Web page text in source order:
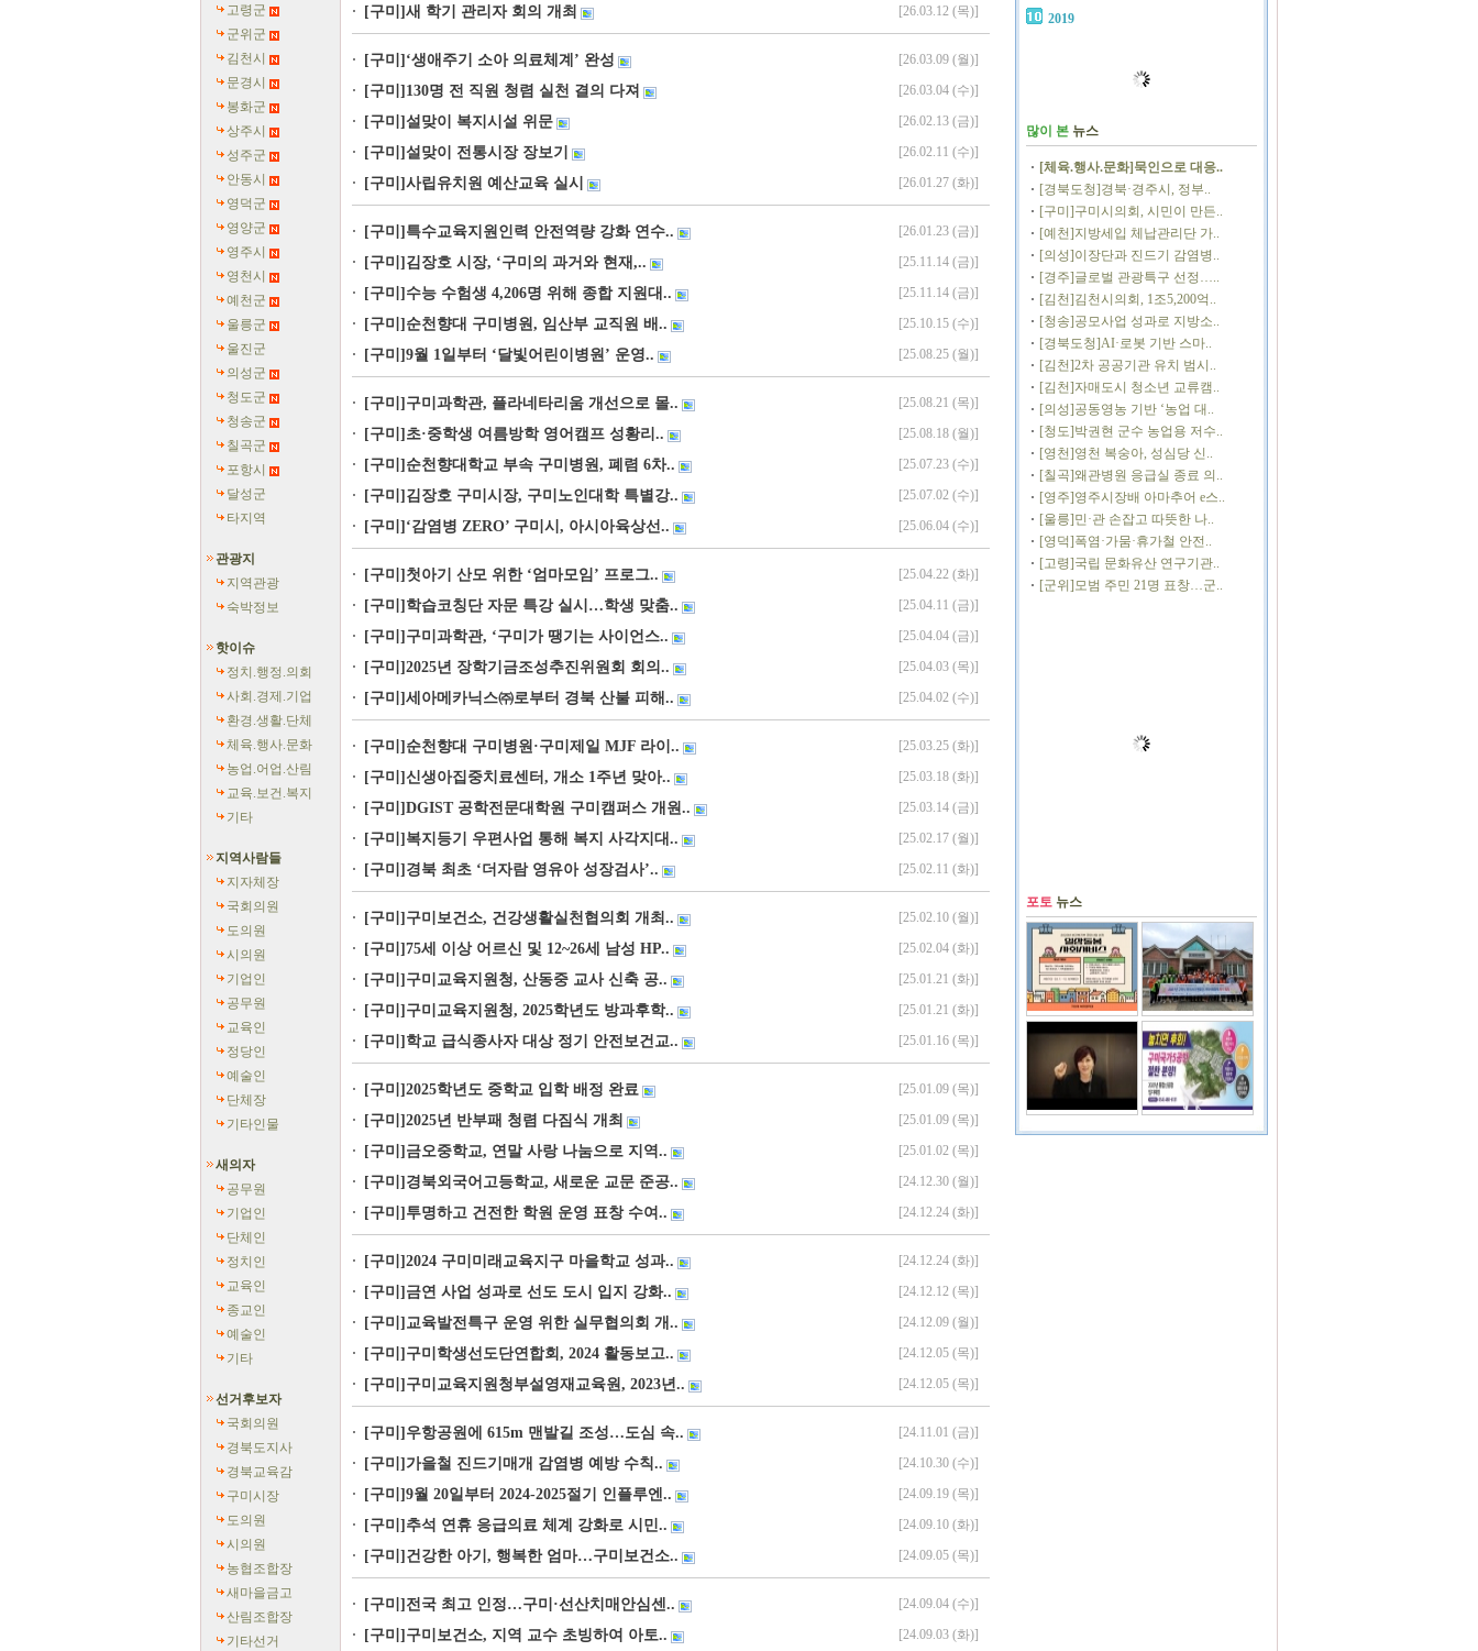
고령군
군위군
김천시
문경시
봉화군
상주시
성주군
안동시
영덕군
영양군
영주시
영천시
예천군
울릉군
울진군
의성군
청도군
청송군
칠곡군
포항시
달성군
타지역
관광지
지역관광
숙박정보
핫이슈
정치.행정.의회
사회.경제.기업
환경.생활.단체
체육.행사.문화
농업.어업.산림
교육.보건.복지
기타
지역사람들
지자체장
국회의원
도의원
시의원
기업인
공무원
교육인
정당인
예술인
단체장
기타인물
새의자
공무원
기업인
단체인
정치인
교육인
종교인
예술인
기타
선거후보자
국회의원
경북도지사
경북교육감
구미시장
도의원
시의원
농협조합장
새마을금고
산림조합장
기타선거
[구미]새 학기 관리자 회의 개최 [26.03.12 (목)]
[구미]‘생애주기 소아 의료체계’ 완성 [26.03.09 (월)]
[구미]130명 전 직원 청렴 실천 결의 다져 [26.03.04 (수)]
[구미]설맞이 복지시설 위문 [26.02.13 (금)]
[구미]설맞이 전통시장 장보기 [26.02.11 (수)]
[구미]사립유치원 예산교육 실시 [26.01.27 (화)]
[구미]특수교육지원인력 안전역량 강화 연수.. [26.01.23 (금)]
[구미]김장호 시장, ‘구미의 과거와 현재,.. [25.11.14 (금)]
[구미]수능 수험생 4,206명 위해 종합 지원대.. [25.11.14 (금)]
[구미]순천향대 구미병원, 임산부 교직원 배.. [25.10.15 (수)]
[구미]9월 1일부터 ‘달빛어린이병원’ 운영.. [25.08.25 (월)]
[구미]구미과학관, 플라네타리움 개선으로 몰.. [25.08.21 (목)]
[구미]초·중학생 여름방학 영어캠프 성황리.. [25.08.18 (월)]
[구미]순천향대학교 부속 구미병원, 폐렴 6차.. [25.07.23 (수)]
[구미]김장호 구미시장, 구미노인대학 특별강.. [25.07.02 (수)]
[구미]‘감염병 ZERO’ 구미시, 아시아육상선.. [25.06.04 (수)]
[구미]첫아기 산모 위한 ‘엄마모임’ 프로그.. [25.04.22 (화)]
[구미]학습코칭단 자문 특강 실시…학생 맞춤.. [25.04.11 (금)]
[구미]구미과학관, ‘구미가 땡기는 사이언스.. [25.04.04 (금)]
[구미]2025년 장학기금조성추진위원회 회의.. [25.04.03 (목)]
[구미]세아메카닉스㈜로부터 경북 산불 피해.. [25.04.02 (수)]
[구미]순천향대 구미병원·구미제일 MJF 라이.. [25.03.25 (화)]
[구미]신생아집중치료센터, 개소 1주년 맞아.. [25.03.18 (화)]
[구미]DGIST 공학전문대학원 구미캠퍼스 개원.. [25.03.14 (금)]
[구미]복지등기 우편사업 통해 복지 사각지대.. [25.02.17 (월)]
[구미]경북 최초 ‘더자람 영유아 성장검사’.. [25.02.11 (화)]
[구미]구미보건소, 건강생활실천협의회 개최.. [25.02.10 (월)]
[구미]75세 이상 어르신 및 12~26세 남성 HP.. [25.02.04 (화)]
[구미]구미교육지원청, 산동중 교사 신축 공.. [25.01.21 (화)]
[구미]구미교육지원청, 2025학년도 방과후학.. [25.01.21 (화)]
[구미]학교 급식종사자 대상 정기 안전보건교.. [25.01.16 (목)]
[구미]2025학년도 중학교 입학 배정 완료 [25.01.09 (목)]
[구미]2025년 반부패 청렴 다짐식 개최 [25.01.09 (목)]
[구미]금오중학교, 연말 사랑 나눔으로 지역.. [25.01.02 (목)]
[구미]경북외국어고등학교, 새로운 교문 준공.. [24.12.30 (월)]
[구미]투명하고 건전한 학원 운영 표창 수여.. [24.12.24 (화)]
[구미]2024 구미미래교육지구 마을학교 성과.. [24.12.24 (화)]
[구미]금연 사업 성과로 선도 도시 입지 강화.. [24.12.12 (목)]
[구미]교육발전특구 운영 위한 실무협의회 개.. [24.12.09 (월)]
[구미]구미학생선도단연합회, 2024 활동보고.. [24.12.05 (목)]
[구미]구미교육지원청부설영재교육원, 2023년.. [24.12.05 (목)]
[구미]우항공원에 615m 맨발길 조성…도심 속.. [24.11.01 (금)]
[구미]가을철 진드기매개 감염병 예방 수칙.. [24.10.30 (수)]
[구미]9월 20일부터 2024-2025절기 인플루엔.. [24.09.19 (목)]
[구미]추석 연휴 응급의료 체계 강화로 시민.. [24.09.10 (화)]
[구미]건강한 아기, 행복한 엄마…구미보건소.. [24.09.05 (목)]
[구미]전국 최고 인정…구미·선산치매안심센.. [24.09.04 (수)]
[구미]구미보건소, 지역 교수 초빙하여 아토.. [24.09.03 (화)]
2019
많이 본 뉴스
[체육.행사.문화]묵인으로 대응..
[경북도청]경북·경주시, 정부..
[구미]구미시의회, 시민이 만든..
[예천]지방세입 체납관리단 가..
[의성]이장단과 진드기 감염병..
[경주]글로벌 관광특구 선정…..
[김천]김천시의회, 1조5,200억..
[청송]공모사업 성과로 지방소..
[경북도청]AI·로봇 기반 스마..
[김천]2차 공공기관 유치 범시..
[김천]자매도시 청소년 교류캠..
[의성]공동영농 기반 ‘농업 대..
[청도]박권현 군수 농업용 저수..
[영천]영천 복숭아, 성심당 신..
[칠곡]왜관병원 응급실 종료 의..
[영주]영주시장배 아마추어 e스..
[울릉]민·관 손잡고 따뜻한 나..
[영덕]폭염·가뭄·휴가철 안전..
[고령]국립 문화유산 연구기관..
[군위]모범 주민 21명 표창…군..
포토 뉴스